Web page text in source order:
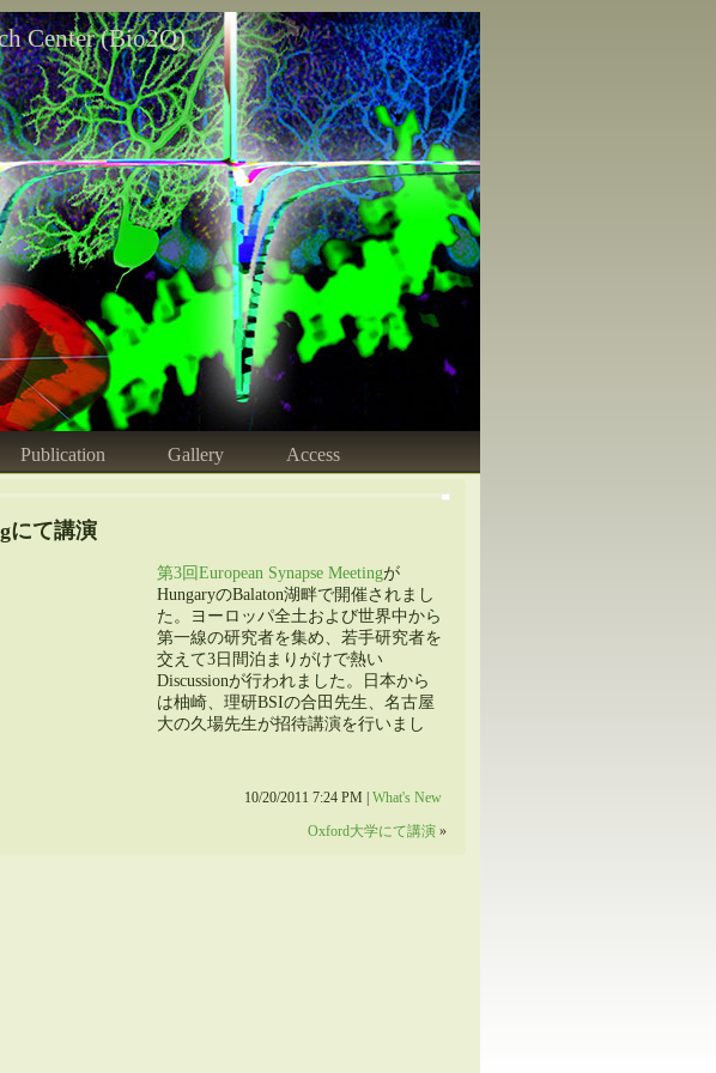
Center (Bio2Q)
Publication Gallery Access
にて講演
第3回European Synapse Meetingが
HungaryのBalaton湖畔で開催されまし
た。ヨーロッパ全土および世界中から
第一線の研究者を集め、若手研究者を
交えて3日間泊まりがけで熱い
Discussionが行われました。日本から
は柚崎、理研BSIの合田先生、名古屋
大の久場先生が招待講演を行いまし
10/20/2011 7:24 PM |What's New
Oxford大学にて講演»